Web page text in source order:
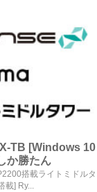
TB [Windows 10
か勝たん
搭載ライトミドルタ
載] Ry...